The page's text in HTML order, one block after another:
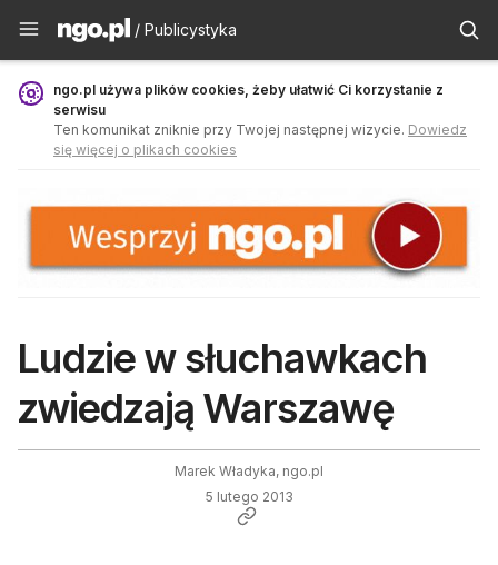
Publicystyka - ngo.pl
/ Publicystyka
ngo.pl używa plików cookies, żeby ułatwić Ci korzystanie z
serwisu
Ten komunikat zniknie przy Twojej następnej wizycie. Dowiedz
się więcej o plikach cookies
Ludzie w słuchawkach
zwiedzają Warszawę
Marek Władyka, ngo.pl
5 lutego 2013